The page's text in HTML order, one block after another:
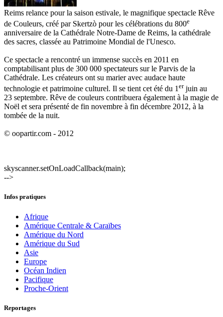
Reims relance pour la saison estivale, le magnifique spectacle Rêve
de Couleurs, créé par Skertzò pour les célébrations du 800e
anniversaire de la Cathédrale Notre-Dame de Reims, la cathédrale
des sacres, classée au Patrimoine Mondial de l'Unesco.
Ce spectacle a rencontré un immense succès en 2011 en
comptabilisant plus de 300 000 spectateurs sur le Parvis de la
Cathédrale. Les créateurs ont su marier avec audace haute
technologie et patrimoine culturel. Il se tient cet été du 1 erjuin au
23 septembre. Rêve de couleurs contribuera également à la magie de
Noël et sera présenté de fin novembre à fin décembre 2012, à la
tombée de la nuit.
© oopartir.com - 2012
skyscanner.setOnLoadCallback(main);
-->
Infos pratiques
Afrique
Amérique Centrale & Caraïbes
Amérique du Nord
Amérique du Sud
Asie
Europe
Océan Indien
Pacifique
Proche-Orient
Reportages